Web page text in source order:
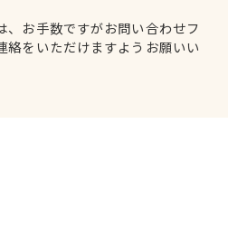
、お手数ですがお問い合わせフ
絡をいただけますようお願いい